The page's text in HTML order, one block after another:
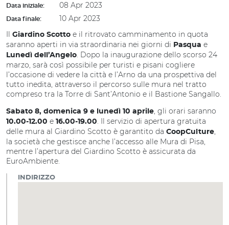
Data iniziale: 08 Apr 2023
Data finale:
10 Apr 2023
Il Giardino Scotto e il ritrovato camminamento in quota
saranno aperti in via straordinaria nei giorni di Pasqua e
Lunedì dell’Angelo. Dopo la inaugurazione dello scorso 24
marzo, sarà così possibile per turisti e pisani cogliere
l’occasione di vedere la città e l’Arno da una prospettiva del
tutto inedita, attraverso il percorso sulle mura nel tratto
compreso tra la Torre di Sant’Antonio e il Bastione Sangallo.
Sabato 8, domenica 9 e lunedì 10 aprile, gli orari saranno
10.00-12.00 e 16.00-19.00. Il servizio di apertura gratuita
delle mura al Giardino Scotto è garantito da CoopCulture,
la società che gestisce anche l’accesso alle Mura di Pisa,
mentre l’apertura del Giardino Scotto è assicurata da
EuroAmbiente.
INDIRIZZO